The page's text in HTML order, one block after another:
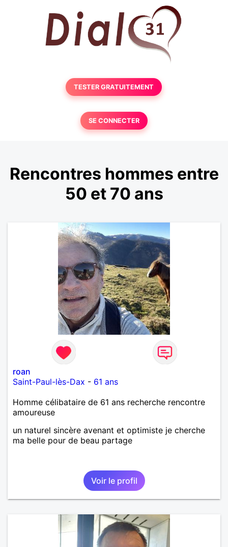
TESTER GRATUITEMENT
SE CONNECTER
Rencontres hommes entre
50 et 70 ans
roan
Saint-Paul-lès-Dax - 61 ans
Homme célibataire de 61 ans recherche rencontre
amoureuse
un naturel sincère avenant et optimiste je cherche
ma belle pour de beau partage
Voir le profil